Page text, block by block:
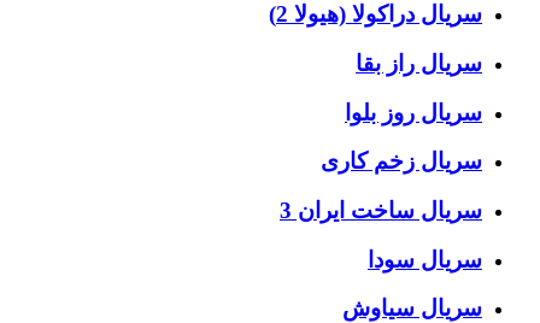
سریال دراکولا (هیولا 2)
سریال راز بقا
سریال روز بلوا
سریال زخم کاری
سریال ساخت ایران 3
سریال سودا
سریال سیاوش